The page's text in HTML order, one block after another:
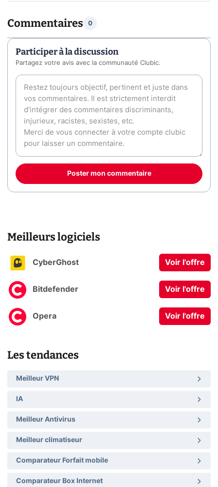
Commentaires 0
Participer à la discussion
Partagez votre avis avec la communauté Clubic.
Poster mon commentaire
Meilleurs logiciels
CyberGhost Voir l'offre
Bitdefender Voir l'offre
Opera Voir l'offre
Les tendances
Meilleur VPN
IA
Meilleur Antivirus
Meilleur climatiseur
Comparateur Forfait mobile
Comparateur Box Internet